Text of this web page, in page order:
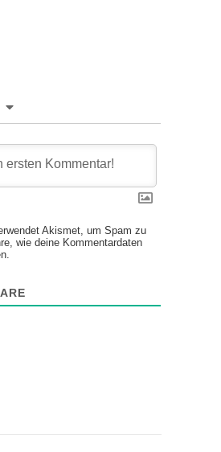
Akismet, um Spam zu
wie deine Kommentardaten